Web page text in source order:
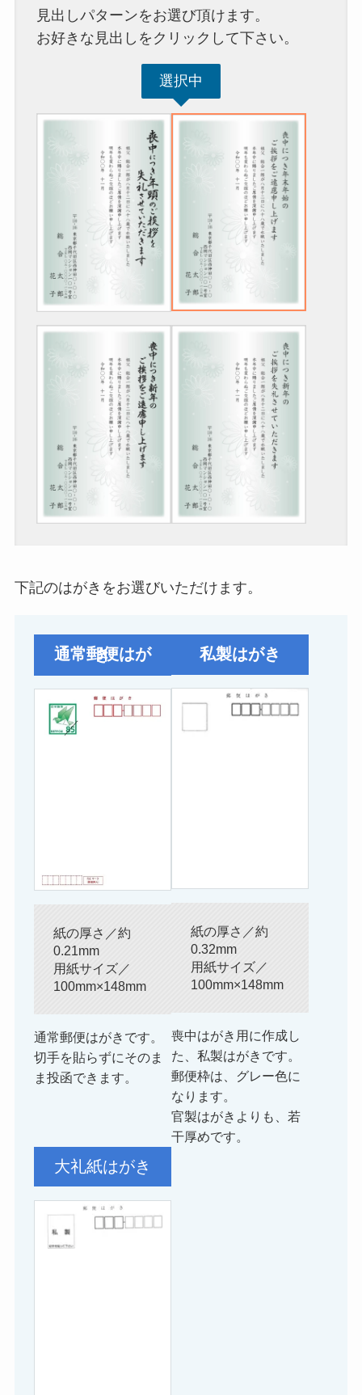
見出しパターンをお選び頂けます。
お好きな見出しをクリックして下さい。
選択中
下記のはがきをお選びいただけます。
通常郵便はがき
紙の厚さ／約
0.21mm
用紙サイズ／
100mm×148mm
通常郵便はがきです。
切手を貼らずにそのま
ま投函できます。
私製はがき
紙の厚さ／約
0.32mm
用紙サイズ／
100mm×148mm
喪中はがき用に作成し
た、私製はがきです。
郵便枠は、グレー色に
なります。
官製はがきよりも、若
干厚めです。
大礼紙はがき